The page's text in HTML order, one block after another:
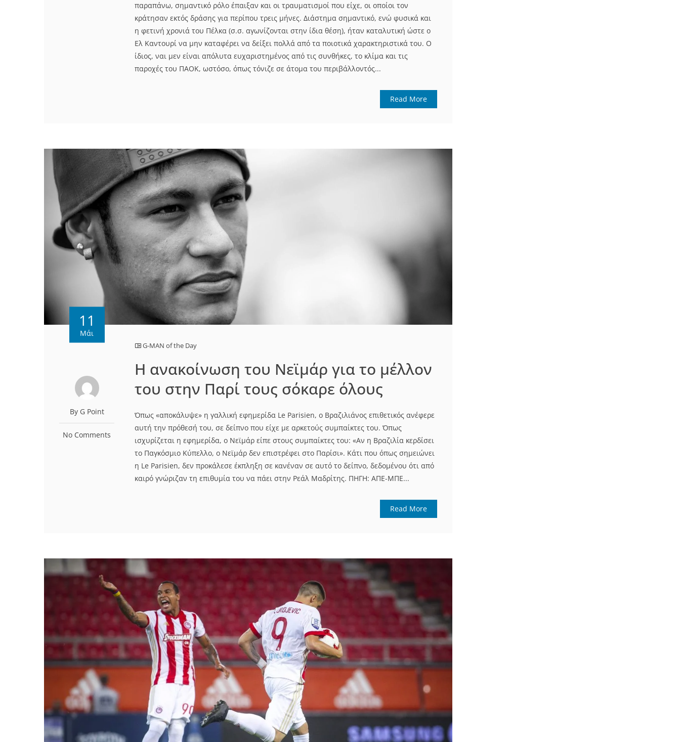
παραπάνω, σημαντικό ρόλο έπαιξαν και οι τραυματισμοί που είχε, οι οποίοι τον
κράτησαν εκτός δράσης για περίπου τρεις μήνες. Διάστημα σημαντικό, ενώ φυσικά και
η φετινή χρονιά του Πέλκα (σ.σ. αγωνίζονται στην ίδια θέση), ήταν καταλυτική ώστε ο
Ελ Καντουρί να μην καταφέρει να δείξει πολλά από τα ποιοτικά χαρακτηριστικά του. Ο
ίδιος, ναι μεν είναι απόλυτα ευχαριστημένος από τις συνθήκες, το κλίμα και τις
παροχές του ΠΑΟΚ, ωστόσο, όπως τόνιζε σε άτομα του περιβάλλοντός...
Read More
11
Μάι
By G Point
No Comments
G-MAN of the Day
Η ανακοίνωση του Νεϊμάρ για το μέλλον
του στην Παρί τους σόκαρε όλους
Όπως «αποκάλυψε» η γαλλική εφημερίδα Le Parisien, ο Βραζιλιάνος επιθετικός ανέφερε
αυτή την πρόθεσή του, σε δείπνο που είχε με αρκετούς συμπαίκτες του. Όπως
ισχυρίζεται η εφημερίδα, ο Νεϊμάρ είπε στους συμπαίκτες του: «Αν η Βραζιλία κερδίσει
το Παγκόσμιο Κύπελλο, ο Νεϊμάρ δεν επιστρέφει στο Παρίσι». Κάτι που όπως σημειώνει
η Le Parisien, δεν προκάλεσε έκπληξη σε κανέναν σε αυτό το δείπνο, δεδομένου ότι από
καιρό γνώριζαν τη επιθυμία του να πάει στην Ρεάλ Μαδρίτης. ΠΗΓΗ: ΑΠΕ-ΜΠΕ...
Read More